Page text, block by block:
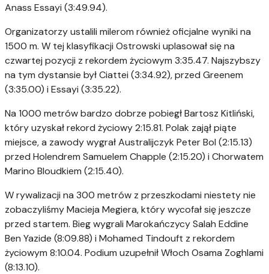
Anass Essayi (3:49.94).
Organizatorzy ustalili milerom również oficjalne wyniki na
1500 m. W tej klasyfikacji Ostrowski uplasował się na
czwartej pozycji z rekordem życiowym 3:35.47. Najszybszy
na tym dystansie byłCiattei (3:34.92), przed Greenem
(3:35.00) i Essayi (3:35.22).
Na 1000 metrów bardzo dobrze pobiegł Bartosz Kitliński,
który uzyskał rekord życiowy 2:15.81. Polak zajął piąte
miejsce, a zawody wygrał Australijczyk Peter Bol (2:15.13)
przed Holendrem Samuelem Chapple (2:15.20) i Chorwatem
Marino Bloudkiem (2:15.40).
W rywalizacji na 300 metrów z przeszkodami niestety nie
zobaczyliśmy Macieja Megiera, który wycofał się jeszcze
przed startem. Bieg wygrali Marokańczycy Salah Eddine
Ben Yazide (8:09.88) i Mohamed Tindouft z rekordem
życiowym 8:10.04. Podium uzupełnił Włoch Osama Zoghlami
(8:13.10).